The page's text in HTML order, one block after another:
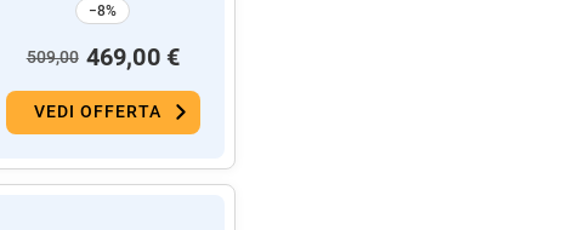
−8%
509,00 469,00 €
VEDI OFFERTA